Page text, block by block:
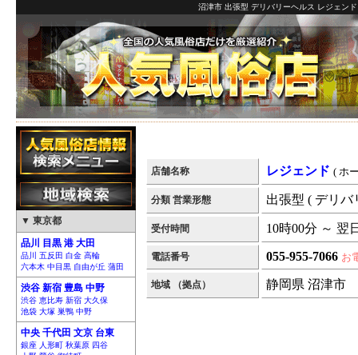
沼津市 出張型 デリバリーヘルス レジェン
▼ 東京都
品川 目黒 港 大田
品川 五反田 白金 高輪
六本木 中目黒 自由が丘 蒲田
渋谷 新宿 豊島 中野
渋谷 恵比寿 新宿 大久保
池袋 大塚 巣鴨 中野
中央 千代田 文京 台東
銀座 人形町 秋葉原 四谷
店舗名称 レジェンド ( ホ
分類 営業形態 出張型 ( デリバ
受付時間 10時00分 ～ 翌
電話番号 055-955-7066 お
地域 （拠点） 静岡県 沼津市